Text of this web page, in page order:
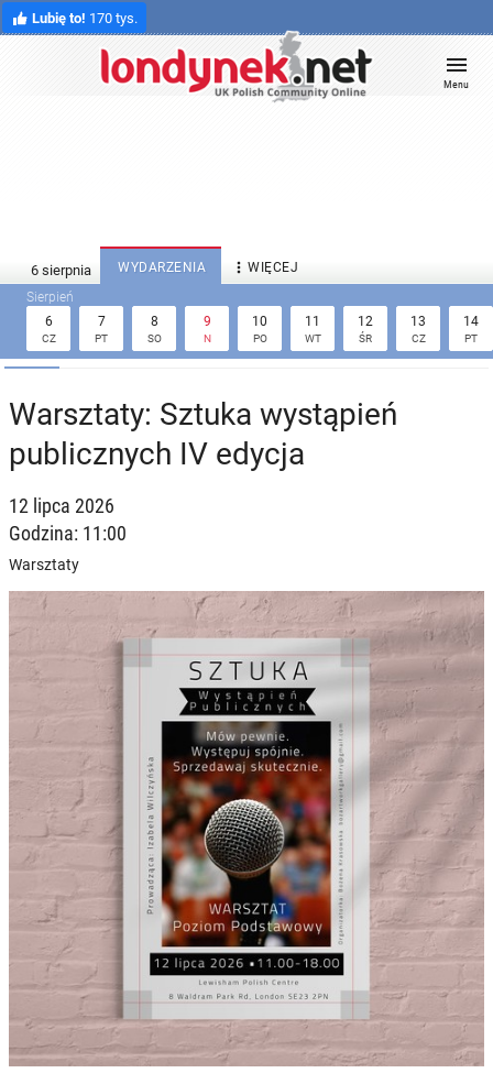
Lubię to! 170 tys.
Menu
WYDARZENIA  WIĘCEJ
6
CZ
7
PT
8
SO
9
N
10
PO
11
WT
12
ŚR
13
CZ
14
PT
Warsztaty: Sztuka wystąpień
publicznych IV edycja
12 lipca 2026
Godzina: 11:00
Warsztaty